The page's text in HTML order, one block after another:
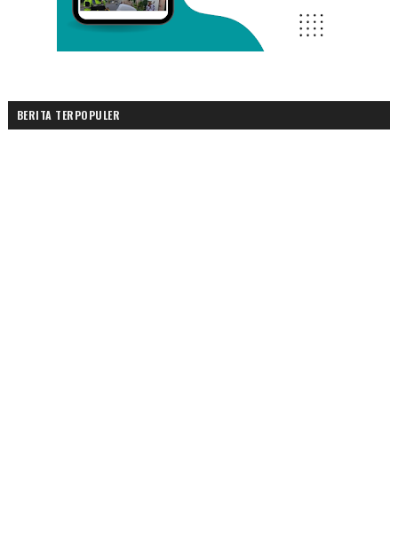
BERITA TERPOPULER